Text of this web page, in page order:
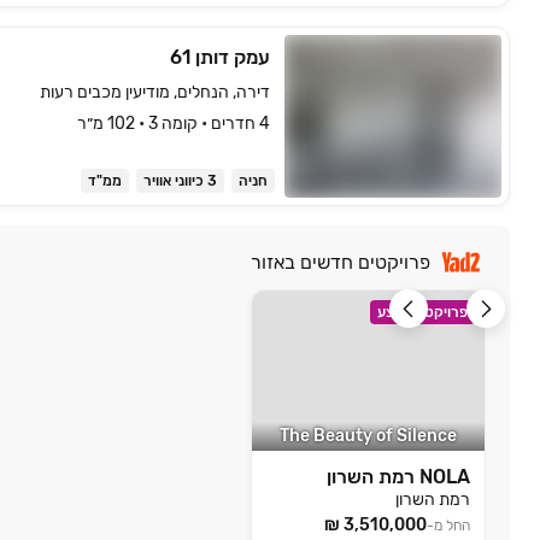
עמק דותן 61
דירה, הנחלים, מודיעין מכבים רעות
4 חדרים • קומה ‎3‏ • 102 מ״ר
חניה 3 כיווני אוויר ממ"ד
פרויקטים חדשים באזור
פרויקט במבצע
The Beauty of Silence
NOLA רמת השרון
רמת השרון
החל מ-